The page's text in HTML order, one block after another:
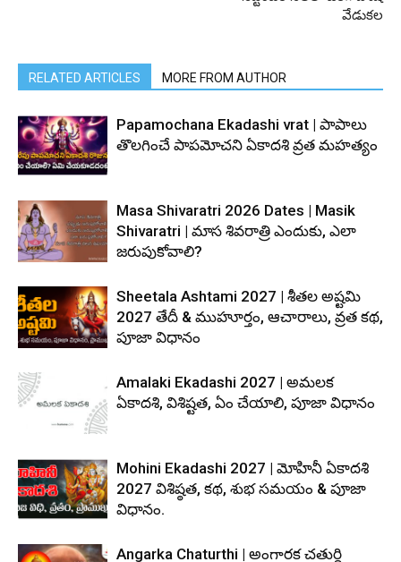
వేడుకల
RELATED ARTICLES MORE FROM AUTHOR
Papamochana Ekadashi vrat | పాపాలు
తొలగించే పాపమోచని ఏకాదశి వ్రత మహత్యం
Masa Shivaratri 2026 Dates | Masik
Shivaratri | మాస శివరాత్రి ఎందుకు, ఎలా
జరుపుకోవాలి?
Sheetala Ashtami 2027 | శీతల అష్టమి
2027 తేదీ & ముహూర్తం, ఆచారాలు, వ్రత కథ,
పూజా విధానం
Amalaki Ekadashi 2027 | అమలక
ఏకాదశి, విశిష్టత, ఏం చేయాలి, పూజా విధానం
Mohini Ekadashi 2027 | మోహినీ ఏకాదశి
2027 విశిష్ఠత, కథ, శుభ సమయం & పూజా
విధానం.
Angarka Chaturthi | అంగారక చతుర్థి